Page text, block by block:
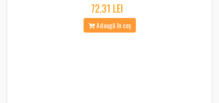
72.31 LEI
Adaugă în coș